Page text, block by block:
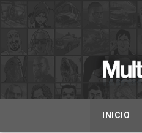
INICIO